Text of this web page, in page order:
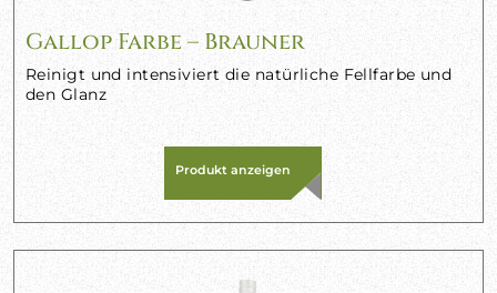
Gallop Farbe – Brauner
Reinigt und intensiviert die natürliche Fellfarbe und
den Glanz
Produkt anzeigen